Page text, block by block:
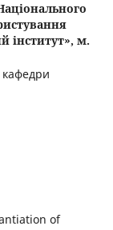
інститут», м.
кафедри
of